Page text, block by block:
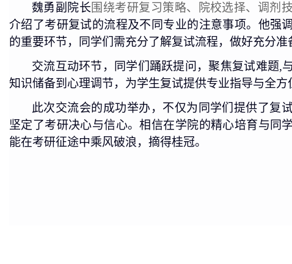
魏勇副院长 围绕考研复习策略、院校选择、调剂
介绍了考研复试的流程及不同专业的注意事项。他强
的重要环节，同学们需充分了解复试流程，做好充分准
交流互动环节，同学们踊跃提问，聚焦复试难题,
知识储备到心理调节，为学生复试提供专业指导与全方
此次交流会的成功举办，不仅为同学们提供了复
坚定了考研决心与信心。相信在学院的精心培育与同
能在考研征途中乘风破浪，摘得桂冠。